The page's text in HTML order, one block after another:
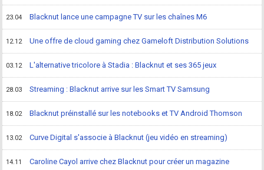
23.04 Blacknut lance une campagne TV sur les chaînes M6
12.12 Une offre de cloud gaming chez Gameloft Distribution Solutions
03.12 L'alternative tricolore à Stadia : Blacknut et ses 365 jeux
28.03 Streaming : Blacknut arrive sur les Smart TV Samsung
18.02 Blacknut préinstallé sur les notebooks et TV Android Thomson
13.02 Curve Digital s'associe à Blacknut (jeu vidéo en streaming)
14.11 Caroline Cayol arrive chez Blacknut pour créer un magazine